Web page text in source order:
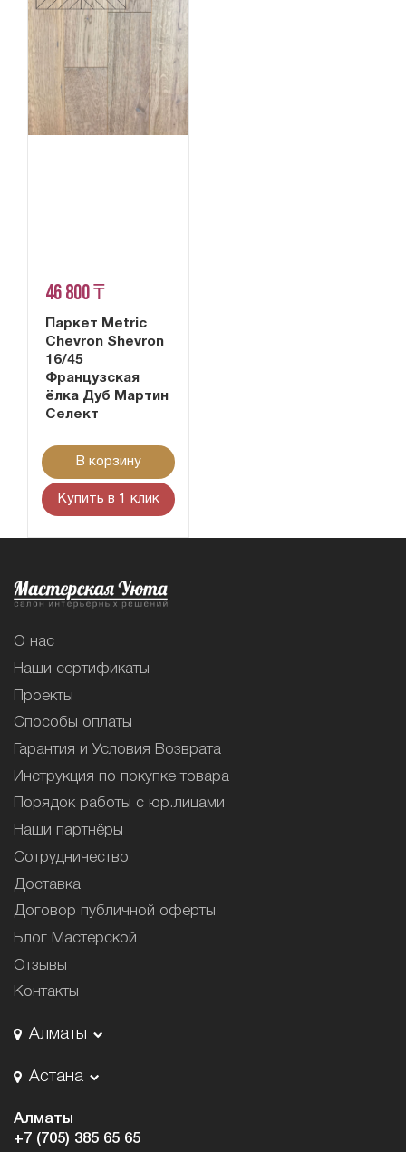
46 800 ₸
Паркет Metric
Chevron Shevron
16/45
Французская
ёлка Дуб Мартин
Селект
В корзину
Купить в 1 клик
О нас
Наши сертификаты
Проекты
Способы оплаты
Гарантия и Условия Возврата
Инструкция по покупке товара
Порядок работы с юр.лицами
Наши партнёры
Сотрудничество
Доставка
Договор публичной оферты
Блог Мастерской
Отзывы
Контакты
Алматы
Астана
Алматы
+7 (705) 385 65 65